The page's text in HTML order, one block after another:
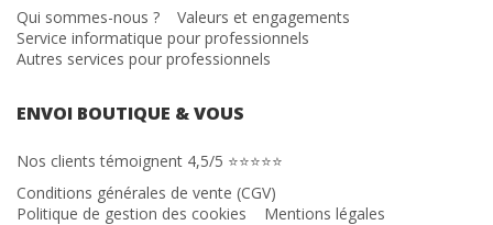
Qui sommes-nous ?
Valeurs et engagements
Service informatique pour professionnels
Autres services pour professionnels
ENVOI BOUTIQUE & VOUS
Nos clients témoignent 4,5/5 ⭐⭐⭐⭐⭐
Conditions générales de vente (CGV)
Politique de gestion des cookies
Mentions légales